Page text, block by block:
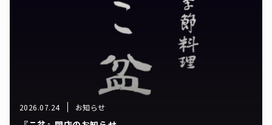
2026.07.24 お知らせ